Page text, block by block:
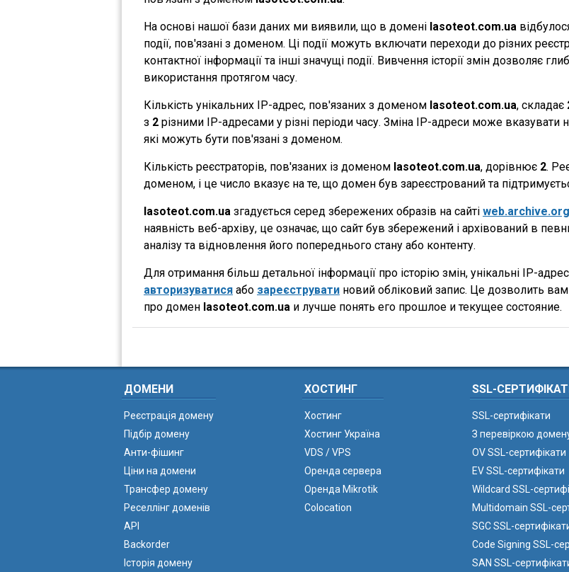
На основі нашої бази даних ми виявили, що в домені lasoteot.com.ua
події, пов'язані з доменом. Ці події можуть включати переходи до різних
контактної інформації та інші значущі події. Вивчення історії змін дозволяє
використання протягом часу.
Кількість унікальних IP-адрес, пов'язаних з доменом lasoteot.com.ua, складає
з 2 різними IP-адресами у різні періоди часу. Зміна IP-адреси може вказувати на
які можуть бути пов'язані з доменом.
Кількість реєстраторів, пов'язаних із доменом lasoteot.com.ua, дорівнює 2.
доменом, і це число вказує на те, що домен був зареєстрований та
lasoteot.com.ua згадується серед збережених образів на сайті web.archive.org
наявність веб-архіву, це означає, що сайт був збережений і архівований в
аналізу та відновлення його попереднього стану або контенту.
Для отримання більш детальної інформації про історію змін, унікальні IP-
авторизуватися або зареєструвати новий обліковий запис. Це дозволить
про домен lasoteot.com.ua и лучше понять его прошлое и текущее состояние.
ДОМЕНИ
Реєстрація домену
Підбір домену
Анти-фішинг
Ціни на домени
Трансфер домену
Реселлінг доменів
API
Backorder
Історія домену
ХОСТИНГ
Хостинг
Хостинг Україна
VDS / VPS
Оренда сервера
Оренда Mikrotik
Colocation
SSL-
SSL-сертифікати
З перевіркою
OV SSL-сертифікати
EV SSL-сертифікати
Wildcard SSL-
Multidomain SSL-
SGC SSL-
Code Signing SSL-
SAN SSL-